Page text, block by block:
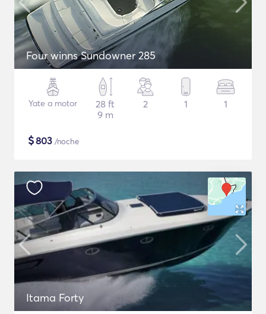
Four winns Sundowner 285
Yate a motor
28 ft
9 m
2 1 1
$803 /noche
Itama Forty